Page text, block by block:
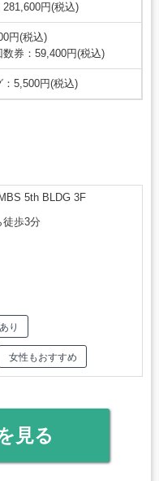
円(税込)
円(税込)
券：59,400円(税込)
5,500円(税込)
5th BLDG 3F
歩3分
り
女性もおすすめ
見る